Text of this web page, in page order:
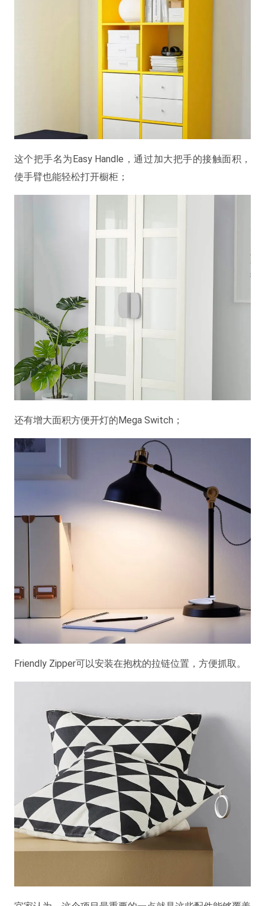
这个把手名为Easy Handle，通过加大把手的接触面积，
使手臂也能轻松打开橱柜；
还有增大面积方便开灯的Mega Switch；
Friendly Zipper可以安装在抱枕的拉链位置，方便抓取。